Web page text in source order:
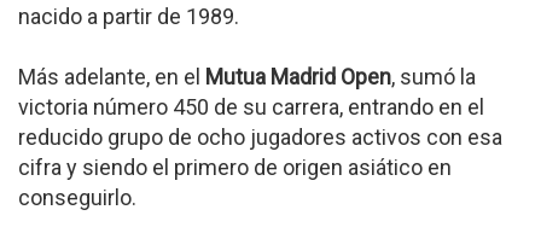
nacido a partir de 1989.
Más adelante, en el Mutua Madrid Open, sumó la
victoria número 450 de su carrera, entrando en el
reducido grupo de ocho jugadores activos con esa
cifra y siendo el primero de origen asiático en
conseguirlo.